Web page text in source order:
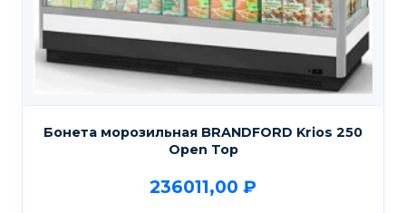
Бонета морозильная BRANDFORD Krios 250
Open Top
236011,00 ₽